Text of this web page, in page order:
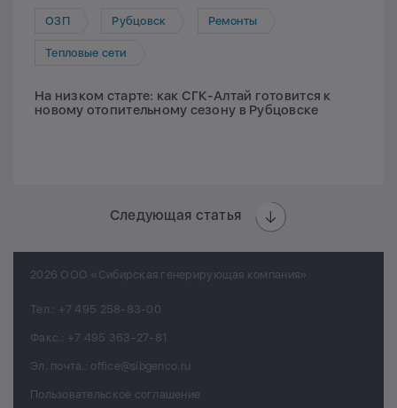
ОЗП Рубцовск Ремонты
Тепловые сети
На низком старте: как СГК-Алтай готовится к
новому отопительному сезону в Рубцовске
Следующая статья
2026 ООО «Сибирская генерирующая компания»
Тел.: +7 495 258-83-00
Факс.: +7 495 363-27-81
Эл. почта.: office@sibgenco.ru
Пользовательское соглашение